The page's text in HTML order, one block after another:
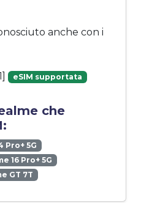
anche con i
eSIM supportata
che
Pro+ 5G
16 Pro+ 5G
GT 7T